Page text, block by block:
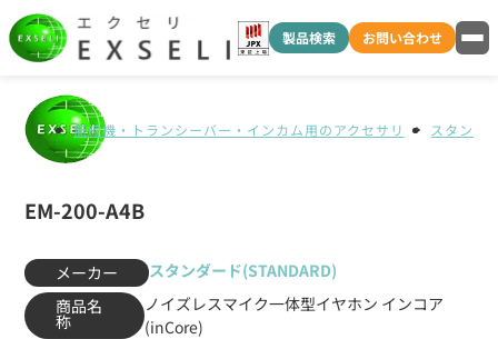
製品検索 お問い合わせ
無線機・トランシーバー・インカム用のアクセサリ スタンダ
EM-200-A4B
メーカー
スタンダード(STANDARD)
商品名
称
ノイズレスマイク一体型イヤホン インコア
(inCore)